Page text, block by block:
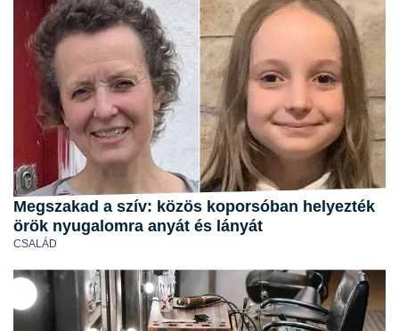
Megszakad a szív: közös koporsóban helyezték
örök nyugalomra anyát és lányát
CSALÁD